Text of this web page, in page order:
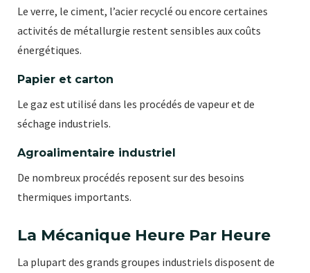
Le verre, le ciment, l’acier recyclé ou encore certaines
activités de métallurgie restent sensibles aux coûts
énergétiques.
Papier et carton
Le gaz est utilisé dans les procédés de vapeur et de
séchage industriels.
Agroalimentaire industriel
De nombreux procédés reposent sur des besoins
thermiques importants.
La Mécanique Heure Par Heure
La plupart des grands groupes industriels disposent de